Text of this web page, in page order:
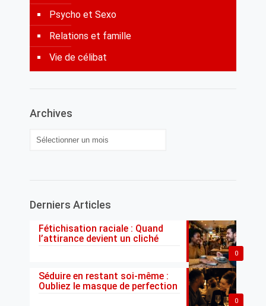
Psycho et Sexo
Relations et famille
Vie de célibat
Archives
Archives
Derniers Articles
0
Fétichisation raciale : Quand
l’attirance devient un cliché
0
Séduire en restant soi-même :
Oubliez le masque de perfection